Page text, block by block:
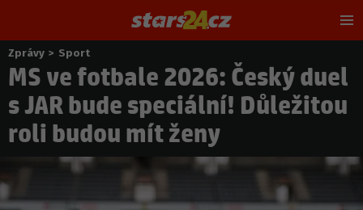
Nacházíte
se
zde:
Zprávy > Sport
MS ve fotbale 2026: Český duel
s JAR bude speciální! Důležitou
roli budou mít ženy